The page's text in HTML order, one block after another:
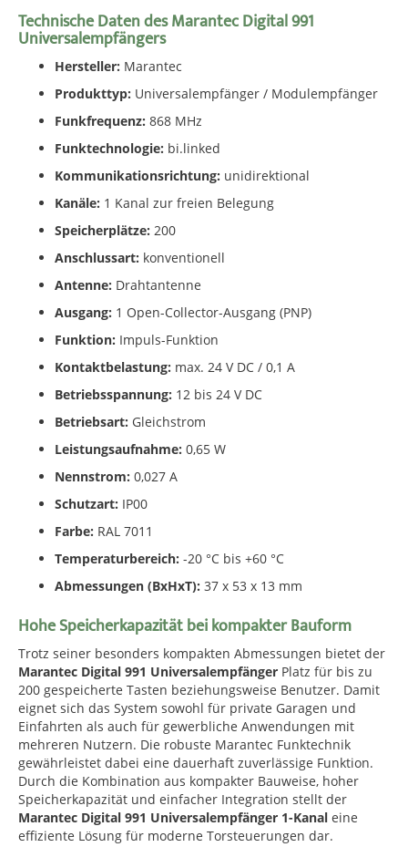
Technische Daten des Marantec Digital 991
Universalempfängers
Hersteller: Marantec
Produkttyp: Universalempfänger / Modulempfänger
Funkfrequenz: 868 MHz
Funktechnologie: bi.linked
Kommunikationsrichtung: unidirektional
Kanäle: 1 Kanal zur freien Belegung
Speicherplätze: 200
Anschlussart: konventionell
Antenne: Drahtantenne
Ausgang: 1 Open-Collector-Ausgang (PNP)
Funktion: Impuls-Funktion
Kontaktbelastung: max. 24 V DC / 0,1 A
Betriebsspannung: 12 bis 24 V DC
Betriebsart: Gleichstrom
Leistungsaufnahme: 0,65 W
Nennstrom: 0,027 A
Schutzart: IP00
Farbe: RAL 7011
Temperaturbereich: -20 °C bis +60 °C
Abmessungen (BxHxT): 37 x 53 x 13 mm
Hohe Speicherkapazität bei kompakter Bauform
Trotz seiner besonders kompakten Abmessungen bietet der
Marantec Digital 991 Universalempfänger Platz für bis zu
200 gespeicherte Tasten beziehungsweise Benutzer. Damit
eignet sich das System sowohl für private Garagen und
Einfahrten als auch für gewerbliche Anwendungen mit
mehreren Nutzern. Die robuste Marantec Funktechnik
gewährleistet dabei eine dauerhaft zuverlässige Funktion.
Durch die Kombination aus kompakter Bauweise, hoher
Speicherkapazität und einfacher Integration stellt der
Marantec Digital 991 Universalempfänger 1-Kanal eine
effiziente Lösung für moderne Torsteuerungen dar.